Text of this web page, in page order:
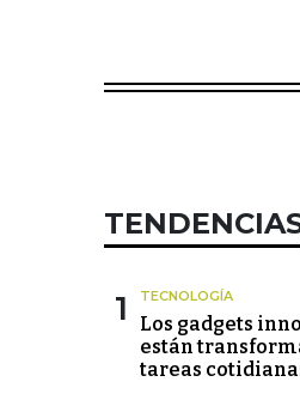
1 TECNOLOGÍA
Los gadgets
están
tareas